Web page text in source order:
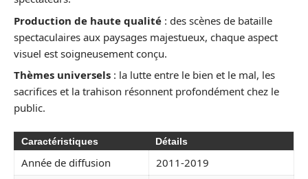
Production de haute qualité : des scènes de bataille
spectaculaires aux paysages majestueux, chaque aspect
visuel est soigneusement conçu.
Thèmes universels : la lutte entre le bien et le mal, les
sacrifices et la trahison résonnent profondément chez le
public.
Caractéristiques Détails
Année de diffusion
2011-2019